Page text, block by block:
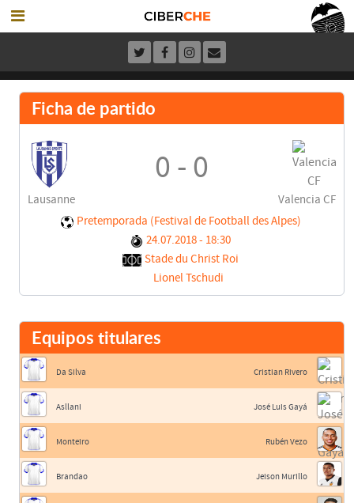
Ficha de partido
Lausanne
0 - 0
Valencia CF
Pretemporada (Festival de Football des Alpes)
24.07.2018 - 18:30
Stade du Christ Roi
Lionel Tschudi
Equipos titulares
Da Silva
Asllani
Monteiro
Brandao
Cristian Rivero
José Luis Gayá
Rubén Vezo
Jeison Murillo